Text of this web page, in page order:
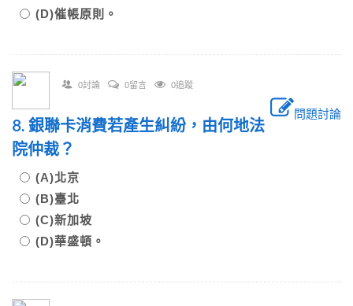
(D)催帳原則。
0討論 0留言 0追蹤
問題討論
8. 銀聯卡消費若產生糾紛，由何地法
院仲裁？
(A)北京
(B)臺北
(C)新加坡
(D)華盛頓。